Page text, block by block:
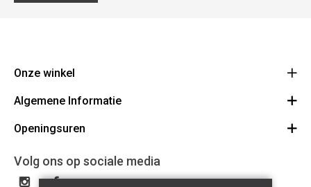
Onze winkel
Ecoflora
1500 Halle
32(0)2.361.77.61
BE 0886.319.484
Algemene Informatie
Vacatures
Bestellen en Betalen
Openingsuren
Maandag : gesloten
Dinsdag: 09:00 - 17:00
Volg ons op sociale media